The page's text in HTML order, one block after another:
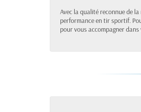
Avec la qualité reconnue de
performance en tir sportif.
pour vous accompagner